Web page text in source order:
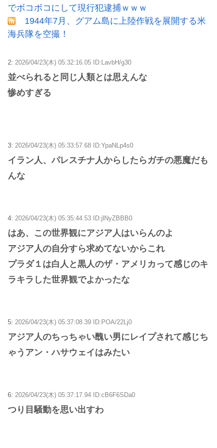
でボコボコにして現行犯逮捕ｗｗｗ
1944年7月、グアム島に上陸作戦を展開する米
海兵隊を空撮！
2: 2026/04/23(木) 05:32:16.05 ID:LavbH/g30
並べられると同じ人類とは思えんな
惨めすぎる
3: 2026/04/23(木) 05:33:57.68 ID:YpaNLp4s0
イラン人、パレスチナ人からしたらガチの悪魔だも
んな
4: 2026/04/23(木) 05:35:44.53 ID:jlNyZBBB0
はあ、この世界観にアジア人はいらんのよ
アジア人の自分すら求めてないからこれ
プラダ１は白人と黒人のザ・アメリカって感じのキ
ラキラした世界観でよかったな
5: 2026/04/23(木) 05:37:08.39 ID:POA/22Lj0
アジア人のちっちゃい醜い男にレイプされて感じち
ゃうアン・ハサウェイはみたい
6: 2026/04/23(木) 05:37:17.94 ID:cB6F6SDa0
つり目騒動を思い出すわ